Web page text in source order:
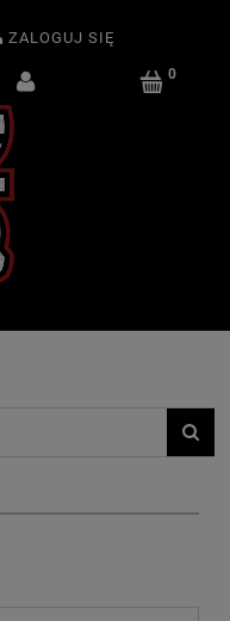
ZALOGUJ SIĘ